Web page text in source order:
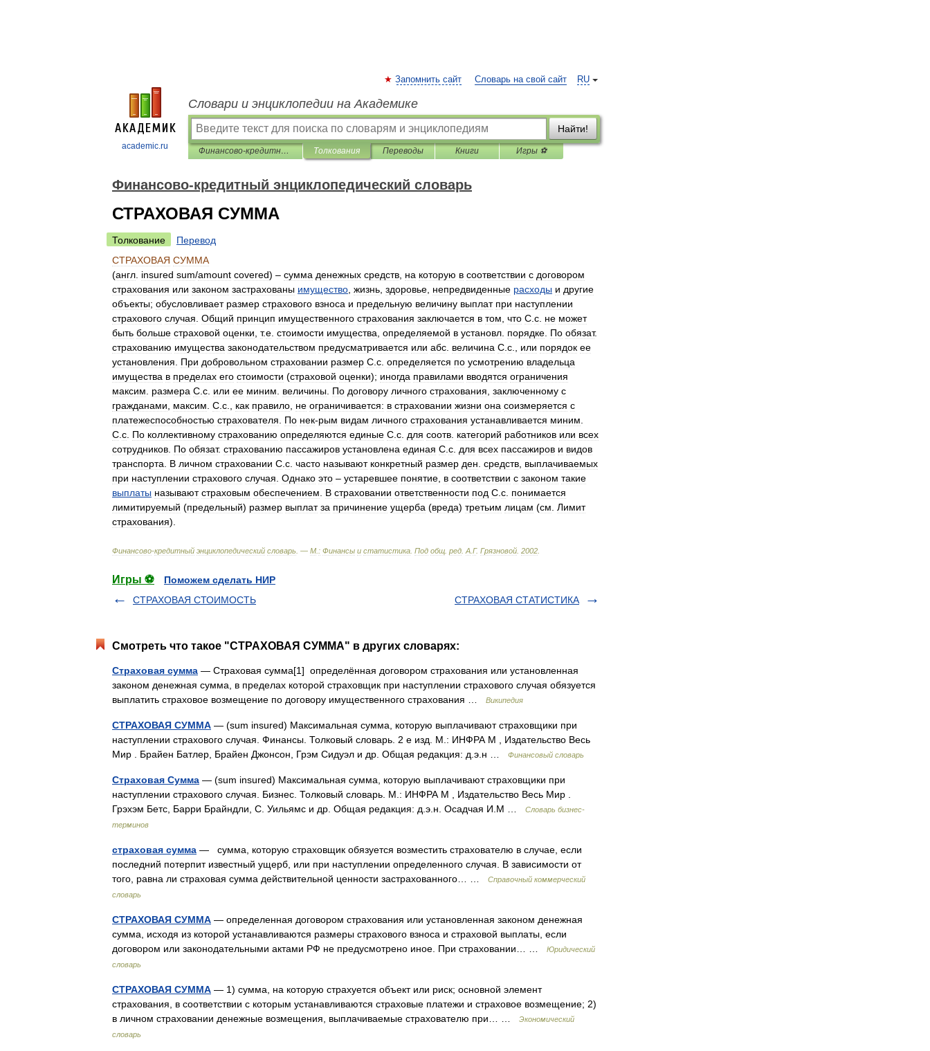
academic.ru
RU
Запомнить сайт Словарь на свой сайт
Словари и энциклопедии на Академике
Найти!
Финансово-кредитный энциклопедический словарь Толкования Переводы Книги Игры ⚽
Финансово-кредитный энциклопедический словарь
СТРАХОВАЯ СУММА
Толкование
Перевод
СТРАХОВАЯ СУММА
(англ insured sum/amount covered) – сумма денежных средств на которую в соответствии с договором
страхования или законом застрахованы имущество жизнь здоровье непредвиденные расходы и другие
объекты; обусловливает размер страхового взноса и предельную величину выплат при наступлении
страхового случая Общий принцип имущественного страхования заключается в том что С с не может
быть больше страховой оценки т.е стоимости имущества определяемой в установл порядке По обязат.
страхованию имущества законодательством предусматривается или абс величина С с или порядок ее
установления
При добровольном страховании размер С с определяется по усмотрению владельца
имущества в пределах его стоимости (страховой оценки); иногда правилами вводятся ограничения
максим
размера С с или ее миним величины По договору личного страхования заключенному с
гражданами
максим С с как правило не ограничивается: в страховании жизни она соизмеряется с
платежеспособностью страхователя По нек-рым видам личного страхования устанавливается миним
С с По коллективному страхованию определяются единые С с для соотв категорий работников или всех
сотрудников По обязат. страхованию пассажиров установлена единая С с для всех пассажиров и видов
транспорта
В личном страховании С с часто называют конкретный размер ден средств выплачиваемых
при наступлении страхового случая Однако это – устаревшее понятие в соответствии с законом такие
выплаты называют страховым обеспечением В страховании ответственности под С с понимается
лимитируемый (предельный) размер выплат за причинение ущерба (вреда) третьим лицам (см Лимит
страхования).
Финансово-кредитный энциклопедический словарь . — М : Финансы и статистика Под общ ред А Г. Грязновой 2002
Игры ⚽
Поможем сделать НИР
СТРАХОВАЯ СТОИМОСТЬ
СТРАХОВАЯ СТАТИСТИКА
Смотреть что такое "СТРАХОВАЯ СУММА" в других словарях:
Страховая сумма — Страховая сумма[1] определённая договором страхования или установленная
законом денежная сумма, в пределах которой страховщик при наступлении страхового случая обязуется
выплатить страховое возмещение по договору имущественного страхования …
Википедия
СТРАХОВАЯ СУММА — (sum insured) Максимальная сумма, которую выплачивают страховщики при
наступлении страхового случая. Финансы. Толковый словарь. 2 е изд. М.: ИНФРА М , Издательство Весь
Мир . Брайен Батлер, Брайен Джонсон, Грэм Сидуэл и др. Общая редакция: д.э.н …
Финансовый словарь
Страховая Сумма — (sum insured) Максимальная сумма, которую выплачивают страховщики при
наступлении страхового случая. Бизнес. Толковый словарь. М.: ИНФРА М , Издательство Весь Мир .
Грэхэм Бетс, Барри Брайндли, С. Уильямс и др. Общая редакция: д.э.н. Осадчая И.М …
Словарь бизнес-
терминов
страховая сумма — сумма, которую страховщик обязуется возместить страхователю в случае, если
последний потерпит известный ущерб, или при наступлении определенного случая. В зависимости от
того, равна ли страховая сумма действительной ценности застрахованного… …
Справочный коммерческий
словарь
СТРАХОВАЯ СУММА — определенная договором страхования или установленная законом денежная
сумма, исходя из которой устанавливаются размеры страхового взноса и страховой выплаты, если
договором или законодательными актами РФ не предусмотрено иное. При страховании… …
Юридический
словарь
СТРАХОВАЯ СУММА — 1) сумма, на которую страхуется объект или риск; основной элемент
страхования, в соответствии с которым устанавливаются страховые платежи и страховое возмещение; 2)
в личном страховании денежные возмещения, выплачиваемые страхователю при… …
Экономический
словарь